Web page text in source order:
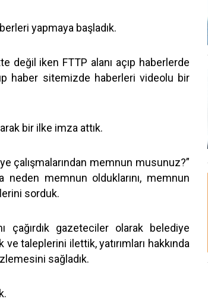
yapmaya başladık.
değil iken FTTP alanı açıp haberlerde
haber sitemizde haberleri videolu bir
bir ilke imza attık.
çalışmalarından memnun musunuz?”
memnun olduklarını, memnun
sorduk.
çağırdık gazeteciler olarak belediye
ve taleplerini ilettik, yatırımları hakkında
sağladık.